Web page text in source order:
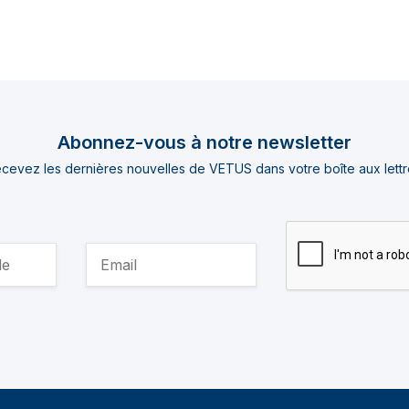
Abonnez-vous à notre newsletter
les dernières nouvelles de VETUS dans votre boîte aux